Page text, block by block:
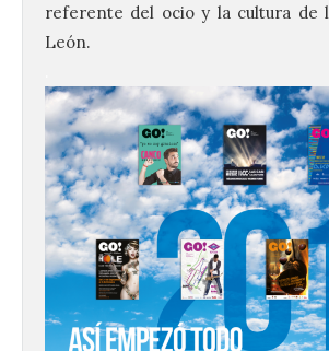
referente del ocio y la cultura de
León.